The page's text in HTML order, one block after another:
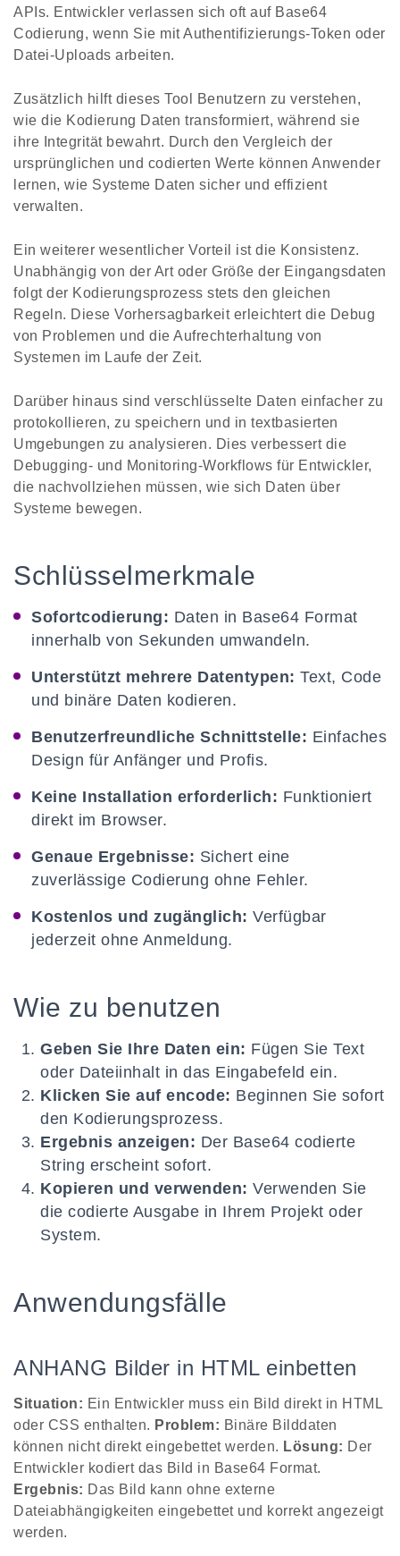
APIs. Entwickler verlassen sich oft auf Base64
Codierung, wenn Sie mit Authentifizierungs-Token oder
Datei-Uploads arbeiten.
Zusätzlich hilft dieses Tool Benutzern zu verstehen,
wie die Kodierung Daten transformiert, während sie
ihre Integrität bewahrt. Durch den Vergleich der
ursprünglichen und codierten Werte können Anwender
lernen, wie Systeme Daten sicher und effizient
verwalten.
Ein weiterer wesentlicher Vorteil ist die Konsistenz.
Unabhängig von der Art oder Größe der Eingangsdaten
folgt der Kodierungsprozess stets den gleichen
Regeln. Diese Vorhersagbarkeit erleichtert die Debug
von Problemen und die Aufrechterhaltung von
Systemen im Laufe der Zeit.
Darüber hinaus sind verschlüsselte Daten einfacher zu
protokollieren, zu speichern und in textbasierten
Umgebungen zu analysieren. Dies verbessert die
Debugging- und Monitoring-Workflows für Entwickler,
die nachvollziehen müssen, wie sich Daten über
Systeme bewegen.
Schlüsselmerkmale
Sofortcodierung: Daten in Base64 Format
innerhalb von Sekunden umwandeln.
Unterstützt mehrere Datentypen: Text, Code
und binäre Daten kodieren.
Benutzerfreundliche Schnittstelle: Einfaches
Design für Anfänger und Profis.
Keine Installation erforderlich: Funktioniert
direkt im Browser.
Genaue Ergebnisse: Sichert eine
zuverlässige Codierung ohne Fehler.
Kostenlos und zugänglich: Verfügbar
jederzeit ohne Anmeldung.
Wie zu benutzen
Geben Sie Ihre Daten ein: Fügen Sie Text
oder Dateiinhalt in das Eingabefeld ein.
Klicken Sie auf encode: Beginnen Sie sofort
den Kodierungsprozess.
Ergebnis anzeigen: Der Base64 codierte
String erscheint sofort.
Kopieren und verwenden: Verwenden Sie
die codierte Ausgabe in Ihrem Projekt oder
System.
Anwendungsfälle
ANHANG Bilder in HTML einbetten
Situation: Ein Entwickler muss ein Bild direkt in HTML
oder CSS enthalten. Problem: Binäre Bilddaten
können nicht direkt eingebettet werden. Lösung: Der
Entwickler kodiert das Bild in Base64 Format.
Ergebnis: Das Bild kann ohne externe
Dateiabhängigkeiten eingebettet und korrekt angezeigt
werden.